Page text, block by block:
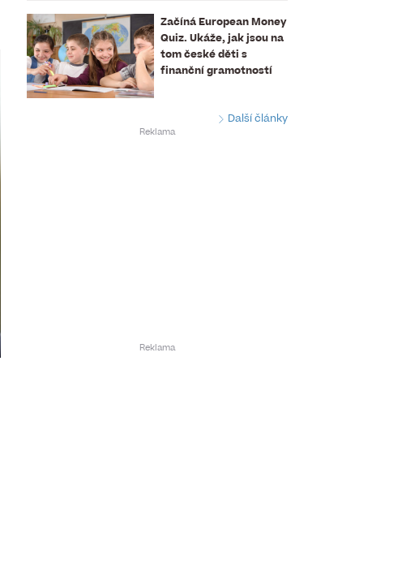
Začíná European Money
Quiz. Ukáže, jak jsou na
tom české děti s
finanční gramotností
Další články